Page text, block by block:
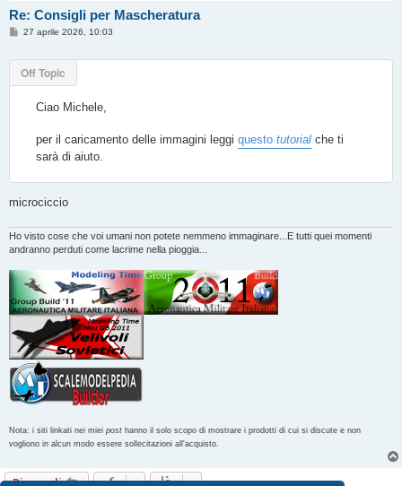
Re: Consigli per Mascheratura
M
s
a
g
27 aprile 2026, 10:03
Off Topic
Ciao Michele,
per il caricamento delle immagini leggi questo tutorial che ti
sarà di aiuto.
microciccio
Ho visto cose che voi umani non potete nemmeno immaginare...E tutti quei momenti
andranno perduti come lacrime nella pioggia...
Nota: i siti linkati nei miei post hanno il solo scopo di mostrare i prodotti di cui si discute e non
vogliono in alcun modo essere sollecitazioni all'acquisto.
Rispondi